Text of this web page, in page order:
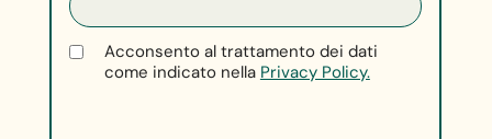
Acconsento al trattamento dei dati
come indicato nella Privacy Policy.